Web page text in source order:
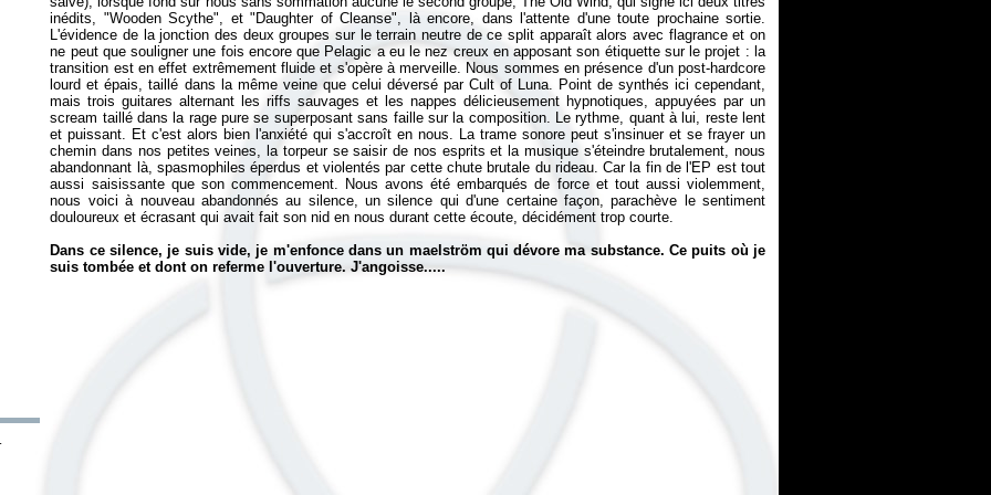
inédits, "Wooden Scythe", et "Daughter of Cleanse", là encore, dans l'attente d'une toute prochaine sortie.
L'évidence de la jonction des deux groupes sur le terrain neutre de ce split apparaît alors avec flagrance et on
ne peut que souligner une fois encore que Pelagic a eu le nez creux en apposant son étiquette sur le projet : la
transition est en effet extrêmement fluide et s'opère à merveille. Nous sommes en présence d'un post-hardcore
lourd et épais, taillé dans la même veine que celui déversé par Cult of Luna. Point de synthés ici cependant,
mais trois guitares alternant les riffs sauvages et les nappes délicieusement hypnotiques, appuyées par un
scream taillé dans la rage pure se superposant sans faille sur la composition. Le rythme, quant à lui, reste lent
et puissant. Et c'est alors bien l'anxiété qui s'accroît en nous. La trame sonore peut s'insinuer et se frayer un
chemin dans nos petites veines, la torpeur se saisir de nos esprits et la musique s'éteindre brutalement, nous
abandonnant là, spasmophiles éperdus et violentés par cette chute brutale du rideau. Car la fin de l'EP est tout
aussi saisissante que son commencement. Nous avons été embarqués de force et tout aussi violemment,
nous voici à nouveau abandonnés au silence, un silence qui d'une certaine façon, parachève le sentiment
douloureux et écrasant qui avait fait son nid en nous durant cette écoute, décidément trop courte.
Dans ce silence, je suis vide, je m'enfonce dans un maelström qui dévore ma substance. Ce puits où je
suis tombée et dont on referme l'ouverture. J'angoisse.....